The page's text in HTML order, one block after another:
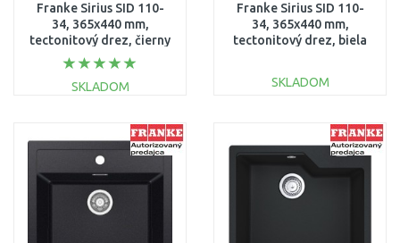
Franke Sirius SID 110-
34, 365x440 mm,
tectonitový drez, čierny
125.0363.785
SKLADOM
DO KOŠÍKA
Porovnať
Franke Sirius SID 110-
34, 365x440 mm,
tectonitový drez, biela
SKLADOM
Porovnať